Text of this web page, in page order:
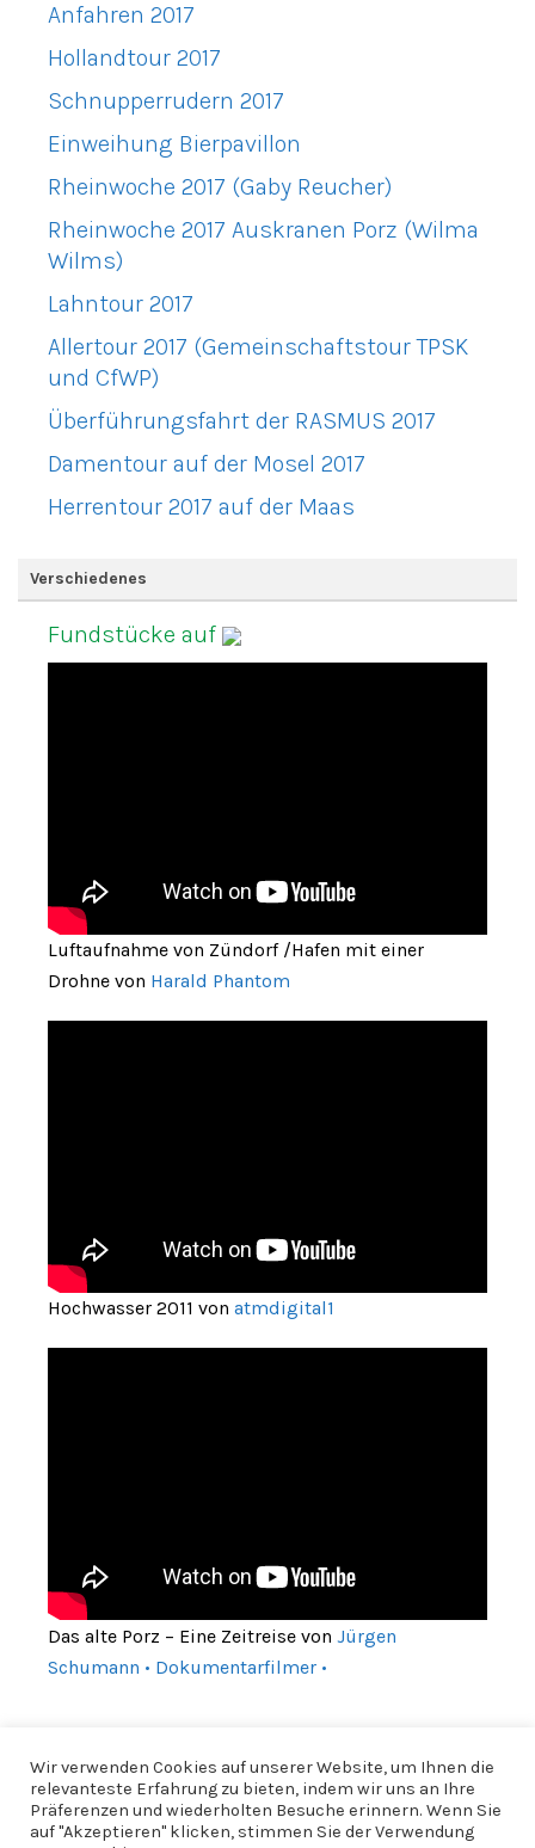
Anfahren 2017
Hollandtour 2017
Schnupperrudern 2017
Einweihung Bierpavillon
Rheinwoche 2017 (Gaby Reucher)
Rheinwoche 2017 Auskranen Porz (Wilma
Wilms)
Lahntour 2017
Allertour 2017 (Gemeinschaftstour TPSK
und CfWP)
Überführungsfahrt der RASMUS 2017
Damentour auf der Mosel 2017
Herrentour 2017 auf der Maas
Verschiedenes
Fundstücke auf
Luftaufnahme von Zündorf /Hafen mit einer
Drohne von Harald Phantom
Hochwasser 2011 von atmdigital1
Das alte Porz – Eine Zeitreise von Jürgen
Schumann • Dokumentarfilmer •
Wir verwenden Cookies auf unserer Website, um Ihnen die
relevanteste Erfahrung zu bieten, indem wir uns an Ihre
Präferenzen und wiederholten Besuche erinnern. Wenn Sie
auf "Akzeptieren" klicken, stimmen Sie der Verwendung